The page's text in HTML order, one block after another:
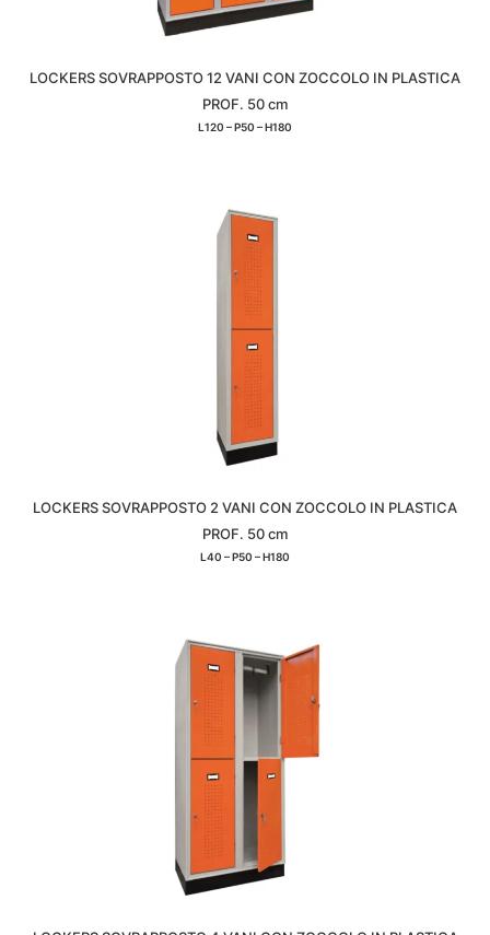
LOCKERS SOVRAPPOSTO 12 VANI CON ZOCCOLO IN PLASTICA
PROF. 50 cm
L120 – P50 – H180
LOCKERS SOVRAPPOSTO 2 VANI CON ZOCCOLO IN PLASTICA
PROF. 50 cm
L40 – P50 – H180